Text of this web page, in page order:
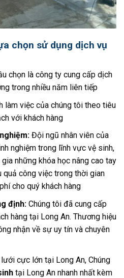
chọn sử dụng dịch vụ
chọn là công ty cung cấp dịch
trong nhiều năm liên tiếp
làm việc của chúng tôi theo tiêu
với khách hàng
Đội ngũ nhân viên của
nghiệm trong lĩnh vực vệ sinh,
những khóa học nâng cao tay
quả công việc trong thời gian
cho quý khách hàng
định: Chúng tôi đã cung cấp
hàng tại Long An. Thương hiệu
nhận về sự uy tín và chuyên
cực lớn tại Long An, Chúng
tại Long An nhanh nhất kèm